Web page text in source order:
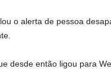
o alerta de pessoa
desde então ligou para